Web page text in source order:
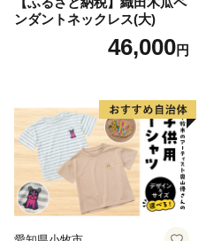
ンダントネックレス(大)
46,000円